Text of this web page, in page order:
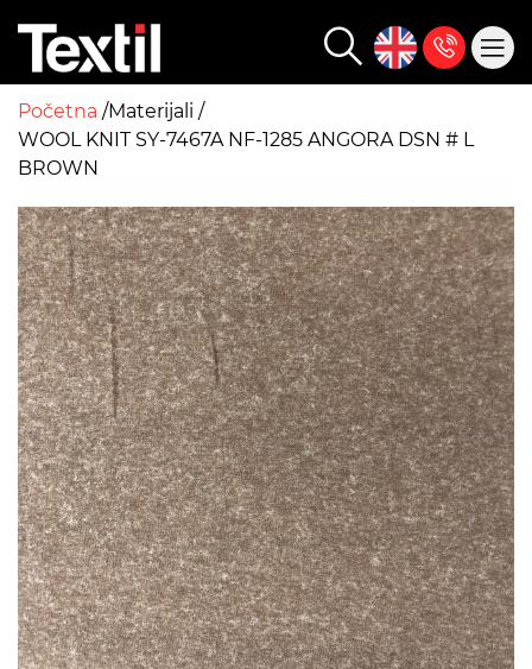
Početna Materijali
WOOL KNIT SY-7467A NF-1285 ANGORA DSN # L
BROWN